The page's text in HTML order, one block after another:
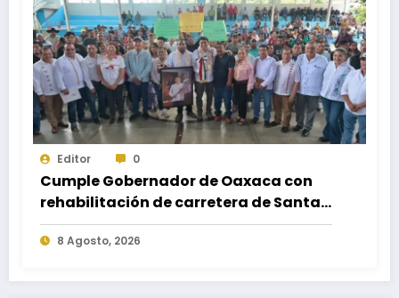
Editor 0
Cumple Gobernador de Oaxaca con
rehabilitación de carretera de Santa
María Ecatepec
8 Agosto, 2026